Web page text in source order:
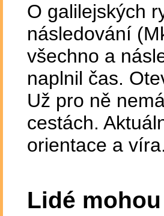
O galilejských
následování
všechno a
naplnil čas.
Už pro ně
cestách.
orientace a
Lidé